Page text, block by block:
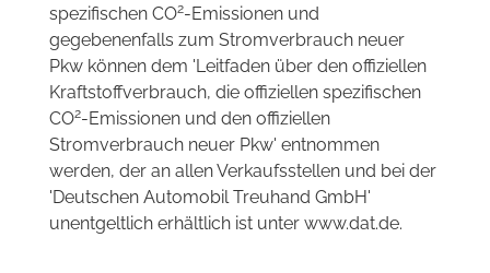
spezifischen CO2-Emissionen und
gegebenenfalls zum Stromverbrauch neuer
Pkw können dem 'Leitfaden über den offiziellen
Kraftstoffverbrauch, die offiziellen spezifischen
CO2-Emissionen und den offiziellen
Stromverbrauch neuer Pkw' entnommen
werden, der an allen Verkaufsstellen und bei der
'Deutschen Automobil Treuhand GmbH'
unentgeltlich erhältlich ist unter www.dat.de.